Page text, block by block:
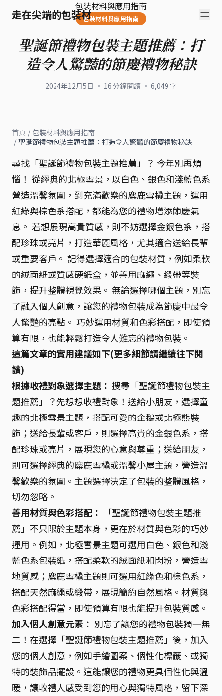
走在尖端的包裝材
包裝材料與應用指南
包裝材料與應用指南
聖誕節禮物包裝主題推薦：打
造令人驚豔的節慶禮物秘訣
2024年12月5日 · 16 分鐘閱讀 · 6,049 字
首頁 / 包裝材料與應用指南
/ 聖誕節禮物包裝主題推薦：打造令人驚豔的節慶禮物秘訣
尋找「聖誕節禮物包裝主題推薦」？ 今年別再煩
惱！ 從經典的北極雪景，以白色、銀色和淺藍色系
營造溫馨氛圍，到充滿歡樂的麋鹿雪橇主題，運用
紅綠與棕色系搭配，都能為您的禮物增添節慶氣
息。 若想展現高貴質感，則不妨選擇金銀色系，搭
配珍珠或亮片，打造華麗風格，尤其適合送給長輩
或重要客戶。 記得選擇適合的包裝材質，例如柔軟
的絨面紙或質感硬紙盒，並善用麻繩、緞帶等裝
飾，提升整體視覺效果。 無論選擇哪個主題，別忘
了融入個人創意，讓您的禮物包裝成為節慶中最令
人驚豔的亮點。 巧妙運用材質和色彩搭配，即使預
算有限，也能輕鬆打造令人難忘的禮物包裝。
這篇文章的實用建議如下(更多細節請繼續往下閱
讀)
根據收禮對象選擇主題： 搜尋「聖誕節禮物包裝主
題推薦」？先想想收禮對象！送給小朋友，選擇童
趣的北極雪景主題，搭配可愛的企鵝或北極熊裝
飾；送給長輩或客戶，則選擇高貴的金銀色系，搭
配珍珠或亮片，展現您的心意與尊重；送給朋友，
則可選擇經典的麋鹿雪橇或溫馨小屋主題，營造溫
馨歡樂的氛圍。主題選擇決定了包裝的整體風格，
切勿忽略。
善用材質與色彩搭配：
「聖誕節禮物包裝主題推
薦」不只限於主題本身，更在於材質與色彩的巧妙
運用。例如，北極雪景主題可選用白色、銀色和淺
藍色系包裝紙，搭配柔軟的絨面紙和閃粉，營造雪
地質感；麋鹿雪橇主題則可選用紅綠色和棕色系，
搭配天然麻繩或緞帶，展現簡約自然風格。材質與
色彩搭配得當，即使預算有限也能提升包裝質感。
加入個人創意元素： 別忘了讓您的禮物包裝獨一無
二！在選擇「聖誕節禮物包裝主題推薦」後，加入
您的個人創意，例如手繪圖案、個性化標籤、或獨
特的裝飾品擺設。這能讓您的禮物更具個性化與溫
暖，讓收禮人感受到您的用心與獨特風格，留下深